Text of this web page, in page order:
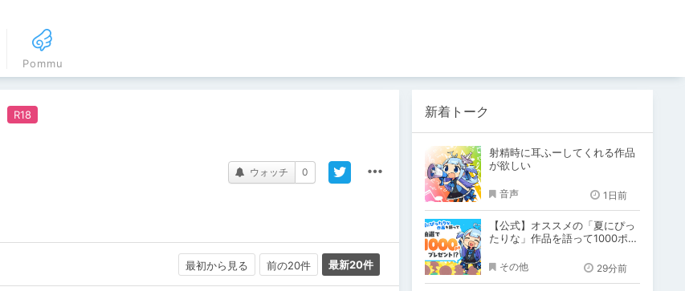
Pommu
ウォッチ 0
最初から見る 前の20件 最新20件
新着トーク
射精時に耳ふーしてくれる作品
が欲しい
音声 1日前
【公式】オススメの「夏にぴっ
たりな」作品を語って1000ポイ
その他 29分前